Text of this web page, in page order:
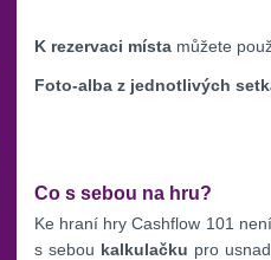
K rezervaci místa můžete
Foto-alba z jednotlivých
Co s sebou na hru?
Ke hraní hry Cashflow 101
s sebou kalkulačku pro